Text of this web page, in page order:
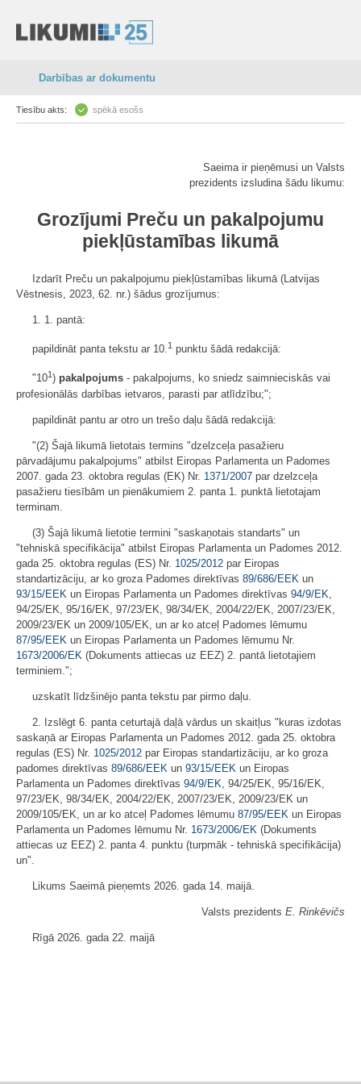
Darbības ar dokumentu
Tiesību akts: spēkā esošs
Saeima ir pieņēmusi un Valsts
prezidents izsludina šādu likumu:
Grozījumi Preču un pakalpojumu
piekļūstamības likumā
Izdarīt Preču un pakalpojumu piekļūstamības likumā (Latvijas
Vēstnesis, 2023, 62. nr.) šādus grozījumus:
1. 1. pantā:
papildināt panta tekstu ar 10.1 punktu šādā redakcijā:
"101 ) pakalpojums - pakalpojums, ko sniedz saimnieciskās vai
profesionālās darbības ietvaros, parasti par atlīdzību;";
papildināt pantu ar otro un trešo daļu šādā redakcijā:
"(2) Šajā likumā lietotais termins "dzelzceļa pasažieru
pārvadājumu pakalpojums" atbilst Eiropas Parlamenta un Padomes
2007. gada 23. oktobra regulas (EK) Nr. 1371/2007 par dzelzceļa
pasažieru tiesībām un pienākumiem 2. panta 1. punktā lietotajam
terminam.
(3) Šajā likumā lietotie termini "saskaņotais standarts" un
"tehniskā specifikācija" atbilst Eiropas Parlamenta un Padomes 2012.
gada 25. oktobra regulas (ES) Nr. 1025/2012 par Eiropas
standartizāciju, ar ko groza Padomes direktīvas 89/686/EEK un
93/15/EEK un Eiropas Parlamenta un Padomes direktīvas 94/9/EK
94/25/EK, 95/16/EK, 97/23/EK, 98/34/EK, 2004/22/EK, 2007/23/EK,
2009/23/EK un 2009/105/EK, un ar ko atceļ Padomes lēmumu
87/95/EEK un Eiropas Parlamenta un Padomes lēmumu Nr.
1673/2006/EK (Dokuments attiecas uz EEZ) 2. pantā lietotajiem
terminiem.";
uzskatīt līdzšinējo panta tekstu par pirmo daļu.
2. Izslēgt 6. panta ceturtajā daļā vārdus un skaitļus "kuras izdotas
saskaņā ar Eiropas Parlamenta un Padomes 2012. gada 25. oktobra
regulas (ES) Nr. 1025/2012 par Eiropas standartizāciju, ar ko groza
padomes direktīvas 89/686/EEK un 93/15/EEK un Eiropas
Parlamenta un Padomes direktīvas 94/9/EK , 94/25/EK, 95/16/EK,
97/23/EK, 98/34/EK, 2004/22/EK, 2007/23/EK, 2009/23/EK un
2009/105/EK, un ar ko atceļ Padomes lēmumu 87/95/EEK un Eiropas
Parlamenta un Padomes lēmumu Nr. 1673/2006/EK (Dokuments
attiecas uz EEZ) 2. panta 4. punktu (turpmāk - tehniskā specifikācija)
un".
Likums Saeimā pieņemts 2026. gada 14. maijā.
Valsts prezidents E. Rinkēvičs
Rīgā 2026. gada 22. maijā